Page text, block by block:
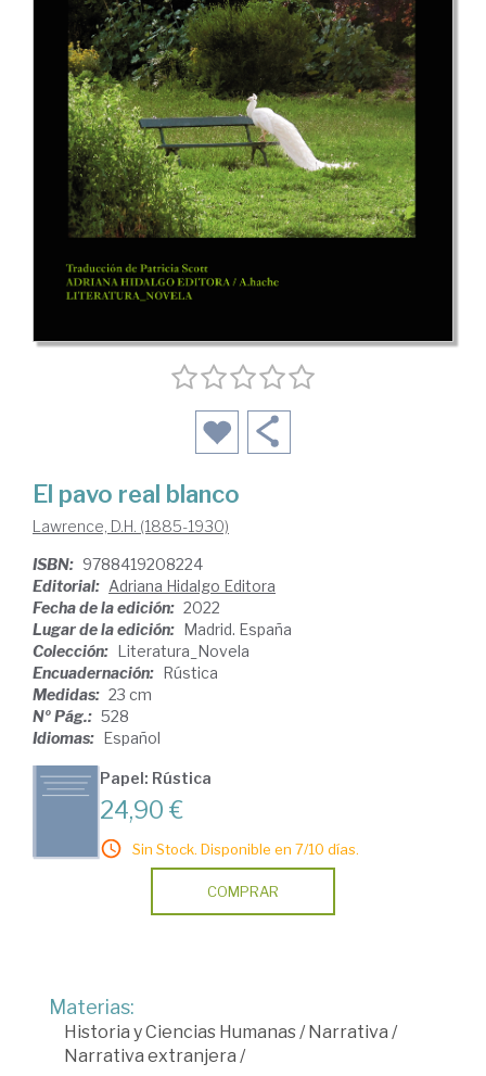
El pavo real blanco
Lawrence, D.H. (1885-1930)
ISBN: 9788419208224
Editorial: Adriana Hidalgo Editora
Fecha de la edición: 2022
Lugar de la edición: Madrid. España
Colección: Literatura_Novela
Encuadernación: Rústica
Medidas: 23 cm
Nº Pág.: 528
Idiomas: Español
Papel: Rústica
24,90 €
Sin Stock. Disponible en 7/10 días.
COMPRAR
Materias:
Historia y Ciencias Humanas /Narrativa /
Narrativa extranjera /